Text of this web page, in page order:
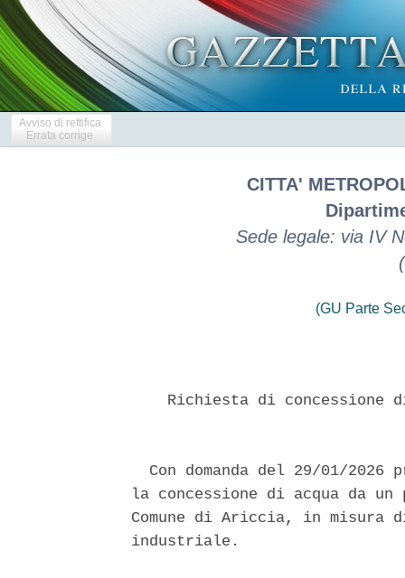
Avviso di rettifica
Errata corrige
CITTA'
Sede legale: via IV
(GU Parte
Richiesta di concessione
Con domanda del 29/01/2026
la concessione di acqua da
Comune di Ariccia, in misura
industriale.